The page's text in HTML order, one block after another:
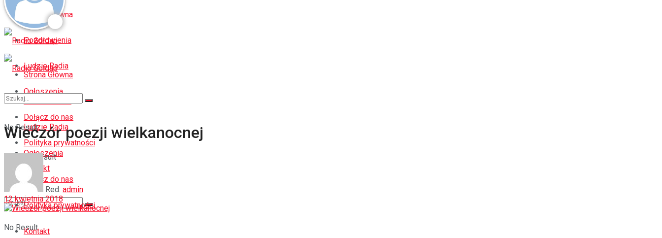
Strona Główna
Pozdrowienia
Ludzie Radia
Ogłoszenia
Dołącz do nas
Polityka prywatności
Kontakt
No Result
Strona Główna
Pozdrowienia
Ludzie Radia
Ogłoszenia
Dołącz do nas
Polityka prywatności
Kontakt
No Result
View All Result
Wieczór poezji wielkanocnej
Red. admin
12 kwietnia 2018